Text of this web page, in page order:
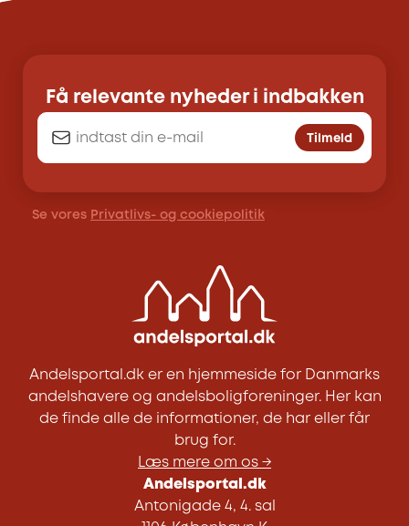
Få relevante nyheder i indbakken
Tilmeld
Se vores Privatlivs- og cookiepolitik
Andelsportal.dk er en hjemmeside for Danmarks
andelshavere og andelsboligforeninger. Her kan
de finde alle de informationer, de har eller får
brug for.
Læs mere om os →
Andelsportal.dk
Antonigade 4, 4. sal